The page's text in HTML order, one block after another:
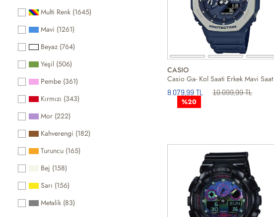
Multi Renk (1645)
Mavi (1261)
Beyaz (764)
Yeşil (506)
Pembe (361)
Kırmızı (343)
Mor (222)
Kahverengi (182)
Turuncu (165)
Bej (158)
Sarı (156)
Metalik (83)
CASIO
Casio Ga- Kol Saati Erkek Mavi Saat
8.079,99 TL 10.099,99 TL
%20